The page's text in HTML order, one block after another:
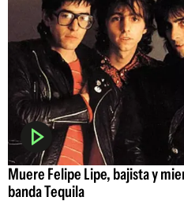
Muere Felipe Lipe, bajista y
banda Tequila